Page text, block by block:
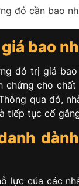
đỏ cần bao
bao
đỏ trị giá
cho
qua đó,
tiếp tục cố
lực của các